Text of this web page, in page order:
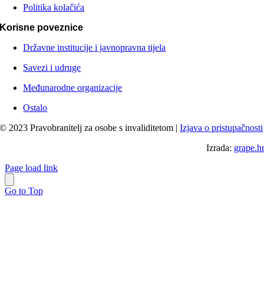
Politika kolačića
Korisne poveznice
Državne institucije i javnopravna tijela
Savezi i udruge
Međunarodne organizacije
Ostalo
© 2023 Pravobranitelj za osobe s invaliditetom |Izjava o pristupačnosti
Izrada: grape.hr
Page load link
Go to Top